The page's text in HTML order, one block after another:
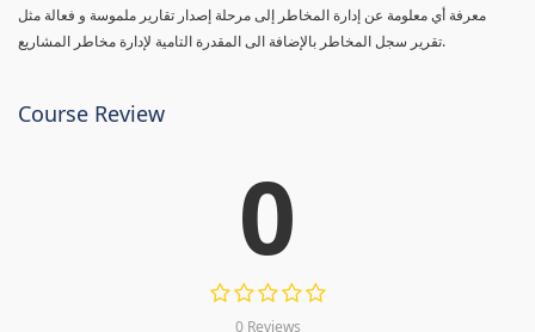
معرفة أي معلومة عن إدارة المخاطر إلى مرحلة إصدار تقارير ملموسة و فعالة مثل
تقرير سجل المخاطر بالإضافة الى المقدرة التامية لإدارة مخاطر المشاريع.
Course Review
0
0 Reviews